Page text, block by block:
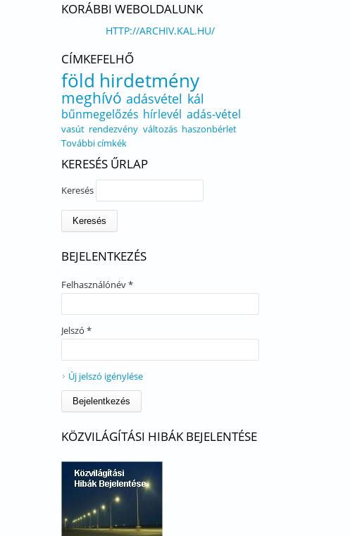
KORÁBBI WEBOLDALUNK
HTTP://ARCHIV.KAL.HU/
CÍMKEFELHŐ
föld hirdetmény
meghívó adásvétel kál
bűnmegelőzés hírlevél adás-vétel
vasút rendezvény változás haszonbérlet
További címkék
KERESÉS ŰRLAP
Keresés
BEJELENTKEZÉS
Felhasználónév*
Jelszó *
Új jelszó igénylése
KÖZVILÁGÍTÁSI HIBÁK BEJELENTÉSE